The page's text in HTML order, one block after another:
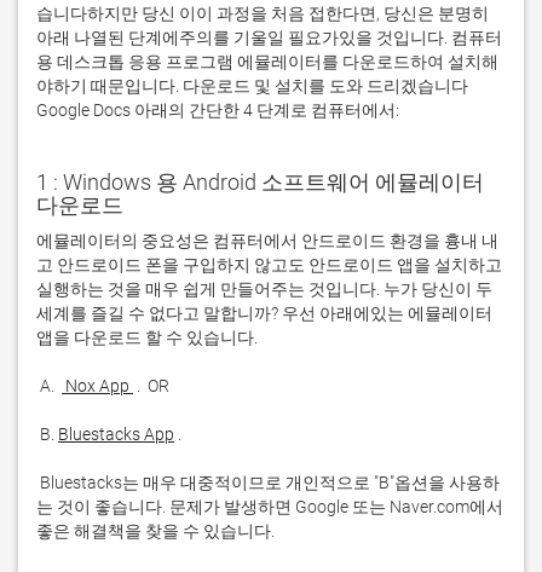
습니다하지만 당신 이이 과정을 처음 접한다면, 당신은 분명히
아래 나열된 단계에주의를 기울일 필요가있을 것입니다. 컴퓨터
용 데스크톱 응용 프로그램 에뮬레이터를 다운로드하여 설치해
야하기 때문입니다. 다운로드 및 설치를 도와 드리겠습니다
Google Docs 아래의 간단한 4 단계로 컴퓨터에서:
1 : Windows 용 Android 소프트웨어 에뮬레이터
다운로드
에뮬레이터의 중요성은 컴퓨터에서 안드로이드 환경을 흉내 내
고 안드로이드 폰을 구입하지 않고도 안드로이드 앱을 설치하고
실행하는 것을 매우 쉽게 만들어주는 것입니다. 누가 당신이 두
세계를 즐길 수 없다고 말합니까? 우선 아래에있는 에뮬레이터
A. Nox App
B. Bluestacks App
는 것이 좋습니다. 문제가 발생하면 Google 또는 Naver.com에서
좋은 해결책을 찾을 수 있습니다.